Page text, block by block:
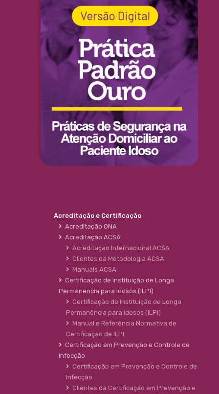
Acreditação e Certificação
Acreditação ONA
Acreditação ACSA
Acreditação Internacional ACSA
Clientes da Metodologia ACSA
Manuais ACSA
Certificação de Instituição de Longa
Permanência para Idosos (ILPI)
Certificação de Instituição de Longa
Permanência para Idosos (ILPI)
Manual e Referência Normativa de
Certificação de ILPI
Certificação em Prevenção e Controle de
Infecção
Certificação em Prevenção e Controle de
Infecção
Clientes da Certificação em Prevenção e